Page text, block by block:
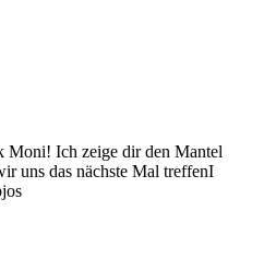
Moni! Ich zeige dir den Mantel
uns das nächste Mal treffenI